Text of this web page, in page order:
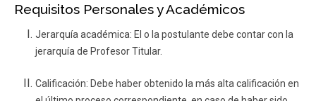
Requisitos Personales y Académicos
Jerarquía académica: El o la postulante debe contar con la
jerarquía de Profesor Titular.
Calificación: Debe haber obtenido la más alta calificación en